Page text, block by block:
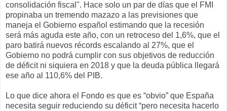
consolidación fiscal". Hace solo un par de días que el FMI
propinaba un tremendo mazazo a las previsiones que
maneja el Gobierno español estimando que la recesión
será más aguda este año, con un retroceso del 1,6%, que el
paro batirá nuevos récords escalando al 27%, que el
Gobierno no podrá cumplir con sus objetivos de reducción
de déficit ni siquiera en 2018 y que la deuda pública llegará
ese año al 110,6% del PIB.
Lo que dice ahora el Fondo es que es “obvio” que España
necesita seguir reduciendo su déficit “pero necesita hacerlo